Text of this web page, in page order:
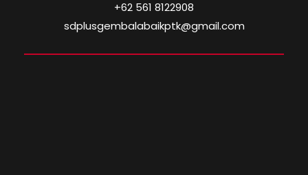
‎+62 561 8122908
sdplusgembalabaikptk@gmail.com